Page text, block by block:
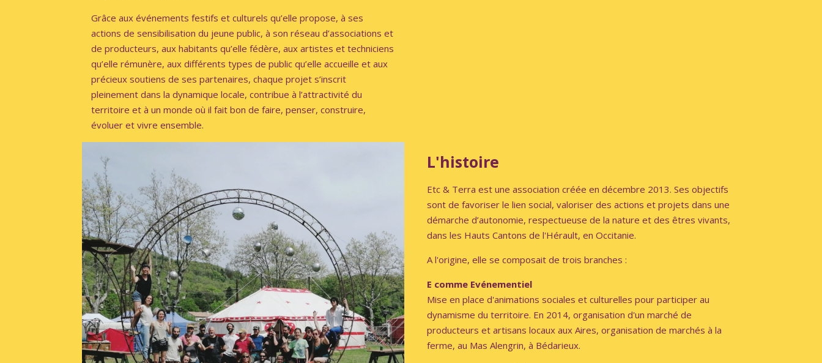
Grâce aux événements festifs et culturels qu’elle propose, à ses
actions de sensibilisation du jeune public, à son réseau d’associations et
de producteurs, aux habitants qu’elle fédère, aux artistes et techniciens
qu’elle rémunère, aux différents types de public qu’elle accueille et aux
précieux soutiens de ses partenaires, chaque projet s’inscrit
pleinement dans la dynamique locale, contribue à l’attractivité du
territoire et à un monde où il fait bon de faire, penser, construire,
évoluer et vivre ensemble.
L'histoire
Etc & Terra est une association créée en décembre 2013. Ses objectifs
sont de favoriser le lien social, valoriser des actions et projets dans une
démarche d’autonomie, respectueuse de la nature et des êtres vivants,
dans les Hauts Cantons de l'Hérault, en Occitanie.
A l'origine, elle se composait de trois branches :
E comme Evénementiel
Mise en place d'animations sociales et culturelles pour participer au
dynamisme du territoire. En 2014, organisation d'un marché de
producteurs et artisans locaux aux Aires, organisation de marchés à la
ferme, au Mas Alengrin, à Bédarieux.